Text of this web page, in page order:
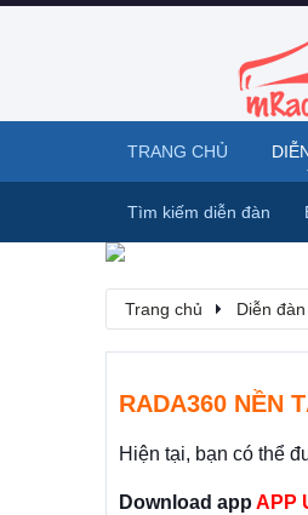
Trang chủ Diễn đàn
RADA360 NỀN
Hiện tại, bạn có thể
Download app APP
TRANG CHỦ
Tìm kiếm diễn đàn